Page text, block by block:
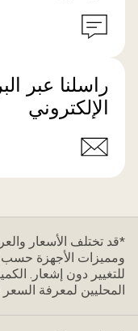
راسلنا عبر
الإلكتروني
*قد تختلف الأسعار
ومميزات الأجهزة حسب
للتغيير دون إشعار.
المحليين لمعرفة السعر